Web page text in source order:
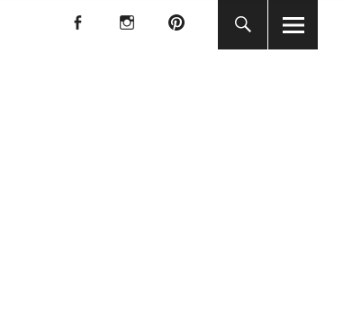
f I P